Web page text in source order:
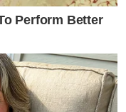
Perform Better